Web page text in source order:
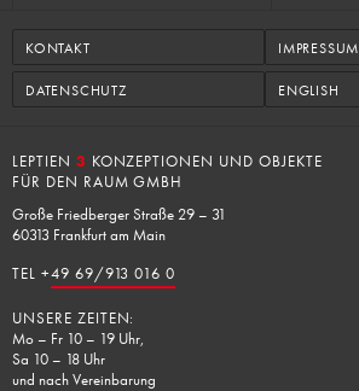
KONTAKT IMPRESSUM
DATENSCHUTZ ENGLISH
LEPTIEN 3 KONZEPTIONEN UND OBJEKTE
FÜR DEN RAUM GMBH
Große Friedberger Straße 29 – 31
60313 Frankfurt am Main
TEL +49 69/913 016 0
UNSERE ZEITEN:
Mo – Fr 10 – 19 Uhr,
Sa 10 – 18 Uhr
und nach Vereinbarung